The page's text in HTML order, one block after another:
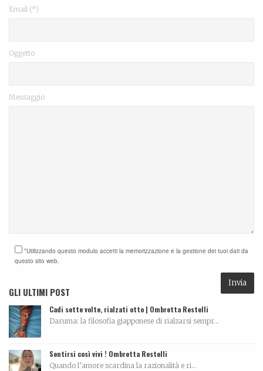
Email (*)
Oggetto
Messaggio
*Utilizzando questo modulo accetti la memorizzazione e la gestione dei tuoi dati da
questo sito web.
GLI ULTIMI POST
Cadi sette volte, rialzati otto | Ombretta Restelli
Daruma: la filosofia giapponese di rialzarsi sempr...
Sentirsi così vivi ! Ombretta Restelli
Quando l’amore scardina la razionalità e ri...